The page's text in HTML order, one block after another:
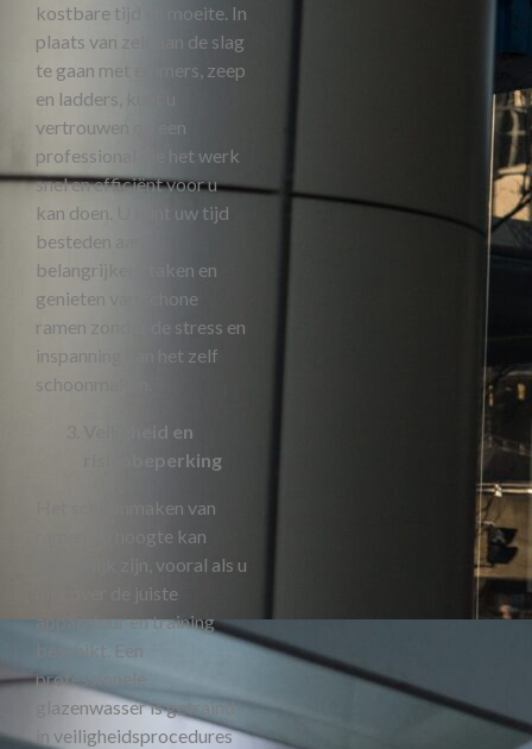
kostbare tijd en moeite. In
plaats van zelf aan de slag
te gaan met emmers, zeep
en ladders, kunt u
vertrouwen op een
professional die het werk
snel en efficiënt voor u
kan doen. U kunt uw tijd
besteden aan
belangrijkere taken en
genieten van schone
ramen zonder de stress en
inspanning van het zelf
schoonmaken.
Veiligheid en
risicobeperking
Het schoonmaken van
ramen op hoogte kan
gevaarlijk zijn, vooral als u
niet over de juiste
apparatuur en training
beschikt. Een
professionele
glazenwasser is getraind
in veiligheidsprocedures